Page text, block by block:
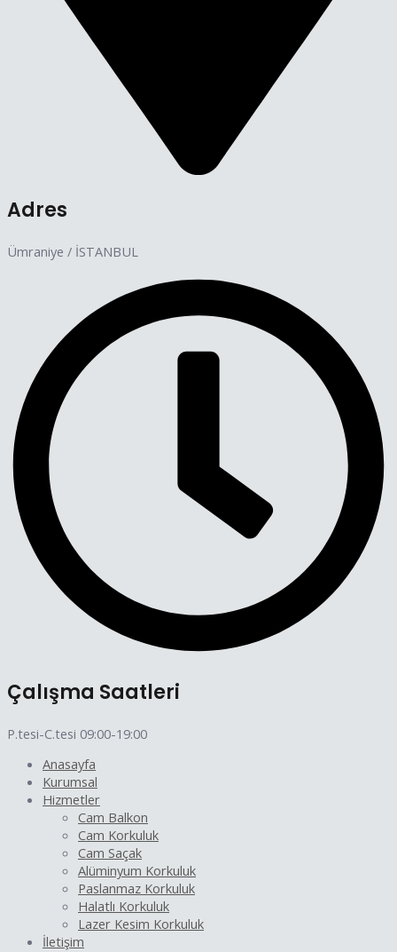
Adres
Ümraniye / İSTANBUL
Çalışma Saatleri
P.tesi-C.tesi 09:00-19:00
Anasayfa
Kurumsal
Hizmetler
Cam Balkon
Cam Korkuluk
Cam Saçak
Alüminyum Korkuluk
Paslanmaz Korkuluk
Halatlı Korkuluk
Lazer Kesim Korkuluk
İletişim